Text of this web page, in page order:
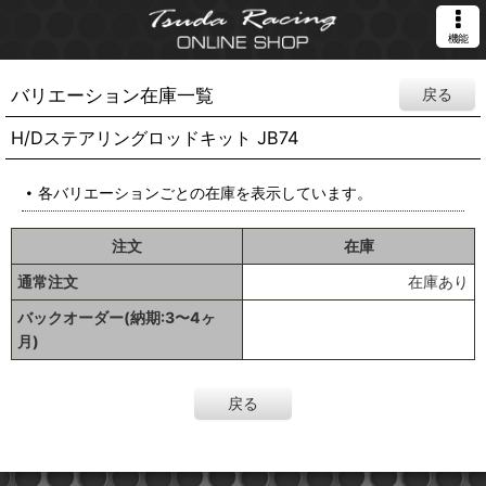
機能
バリエーション在庫一覧 戻る
H/Dステアリングロッドキット JB74
各バリエーションごとの在庫を表示しています。
注文
在庫
通常注文
在庫あり
バックオーダー(納期:3〜4ヶ
月)
戻る